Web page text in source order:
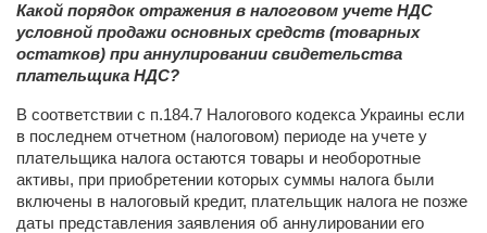
Какой порядок отражения в налоговом учете НДС
условной продажи основных средств (товарных
остатков) при аннулировании свидетельства
плательщика НДС?
В соответствии с п.184.7 Налогового кодекса Украины если
в последнем отчетном (налоговом) периоде на учете у
плательщика налога остаются товары и необоротные
активы, при приобретении которых суммы налога были
включены в налоговый кредит, плательщик налога не позже
даты представления заявления об аннулировании его